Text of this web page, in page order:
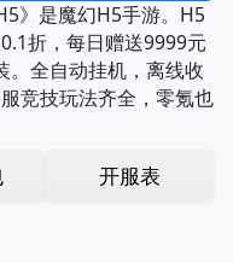
》是魔幻H5手游。H5
折，每日赠送9999元
。全自动挂机，离线收
竞技玩法齐全，零氪也
开服表